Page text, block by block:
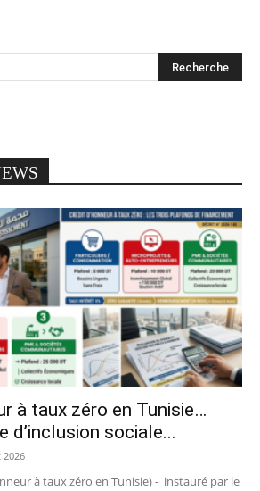
à taux zéro en Tunisie…
d’inclusion sociale...
2026
à taux zéro en Tunisie) - instauré par le